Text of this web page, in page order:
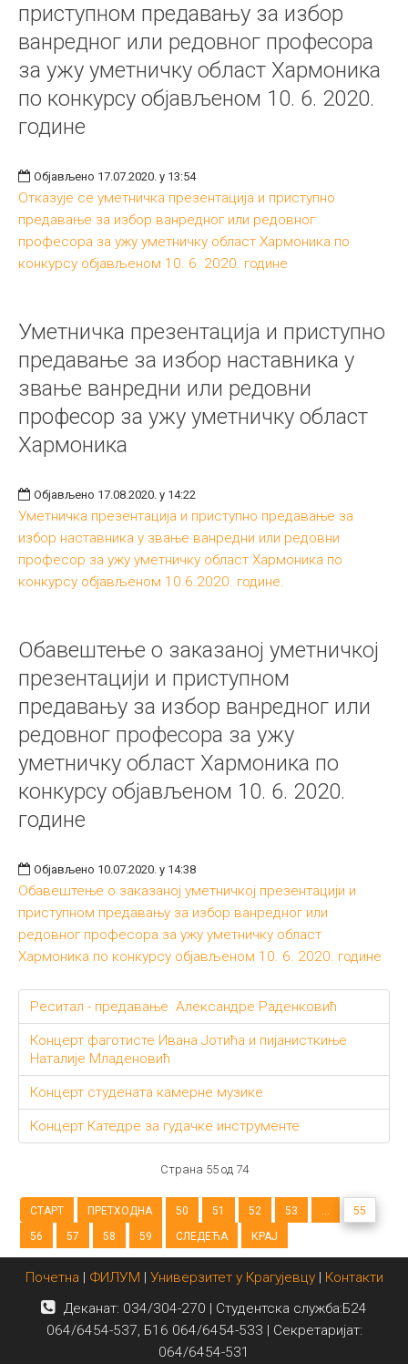
приступном предавању за избор
ванредног или редовног професора
за ужу уметничку област Хармоника
по конкурсу објављеном 10. 6. 2020.
године
Објављено 17.07.2020. у 13:54
Отказује се уметничка презентација и приступно
предавање за избор ванредног или редовног
професора за ужу уметничку област Хармоника по
конкурсу објављеном 10. 6. 2020. године
Уметничка презентација и приступно
предавање за избор наставника у
звање ванредни или редовни
професор за ужу уметничку област
Хармоника
Објављено 17.08.2020. у 14:22
Уметничка презентација и приступно предавање за
избор наставника у звање ванредни или редовни
професор за ужу уметничку област Хармоника по
конкурсу објављеном 10.6.2020. године.
Обавештење о заказаној уметничкој
презентацији и приступном
предавању за избор ванредног или
редовног професора за ужу
уметничку област Хармоника по
конкурсу објављеном 10. 6. 2020.
године
Објављено 10.07.2020. у 14:38
Обавештење о заказаној уметничкој презентацији и
приступном предавању за избор ванредног или
редовног професора за ужу уметничку област
Хармоника по конкурсу објављеном 10. 6. 2020. године
Реситал - предавање Александре Раденковић
Концерт фаготисте Ивана Јотића и пијанисткиње
Наталије Младеновић
Концерт студената камерне музике
Концерт Катедре за гудачке инструменте
Страна 55 од 74
СТАРТ ПРЕТХОДНА 50 51 52 53 ...
55
56
57 58 59 СЛЕДЕЋА КРАЈ
Почетна | ФИЛУМ | Универзитет у Крагујевцу| Контакти
Деканат: 034/304-270 | Студентска служба:Б24
064/6454-537, Б16 064/6454-533 | Секретаријат:
064/6454-531